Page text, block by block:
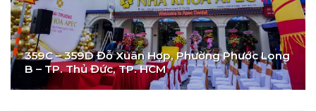
359C – 359D Đỗ Xuân Hợp, Phường Phước Long
B – TP. Thủ Đức, TP. HCM